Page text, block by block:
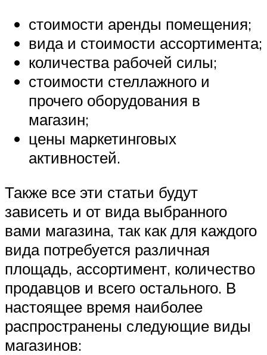
стоимости аренды помещения;
вида и стоимости ассортимента;
количества рабочей силы;
стоимости стеллажного и
прочего оборудования в
магазин;
цены маркетинговых
активностей.
Также все эти статьи будут
зависеть и от вида выбранного
вами магазина, так как для каждого
вида потребуется различная
площадь, ассортимент, количество
продавцов и всего остального. В
настоящее время наиболее
распространены следующие виды
магазинов: